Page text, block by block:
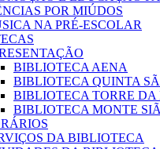
POR MIÚDOS
NA PRÉ-ESCOLAR
BIBLIOTECA AENA
BIBLIOTECA QUINTA
BIBLIOTECA TORRE
BIBLIOTECA MONTE
DA BIBLIOTECA